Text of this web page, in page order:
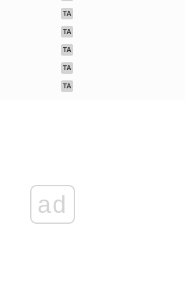
TA
TA
TA
TA
TA
ad